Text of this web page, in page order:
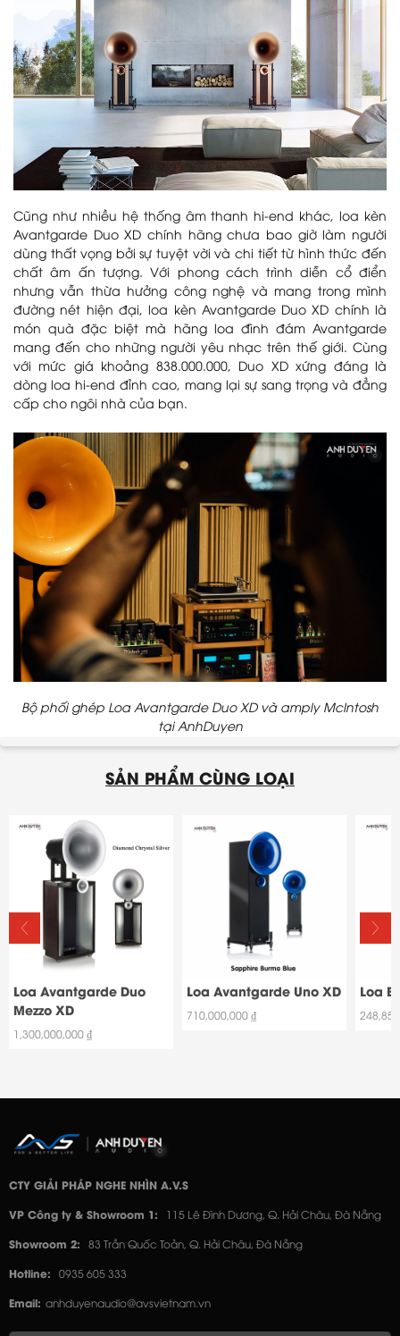
Cũng như nhiều hệ thống âm thanh hi-end khác, loa kèn
Avantgarde Duo XD chính hãng chưa bao giờ làm người
dùng thất vọng bởi sự tuyệt vời và chi tiết từ hình thức đến
chất âm ấn tượng. Với phong cách trình diễn cổ điển
nhưng vẫn thừa hưởng công nghệ và mang trong mình
đường nét hiện đại, loa kèn Avantgarde Duo XD chính là
món quà đặc biệt mà hãng loa đình đám Avantgarde
mang đến cho những người yêu nhạc trên thế giới. Cùng
với mức giá khoảng 838.000.000, Duo XD xứng đáng là
dòng loa hi-end đỉnh cao, mang lại sự sang trọng và đẳng
cấp cho ngôi nhà của bạn.
Bộ phối ghép Loa Avantgarde Duo XD và amply McIntosh
tại AnhDuyen
SẢN PHẨM CÙNG LOẠI
Loa Avantgarde Duo
Mezzo XD
1,300,000,000 ₫
Loa Avantgarde Uno XD
710,000,000 ₫
Loa
CTY GIẢI PHÁP NGHE NHÌN A.V.S
VP Công ty & Showroom 1: 115 Lê Đình Dương, Q. Hải Châu, Đà Nẵng
Showroom 2: 83 Trần Quốc Toản, Q. Hải Châu, Đà Nẵng
Hotline: 0935 605 333
Email: anhduyenaudio@avsvietnam.vn